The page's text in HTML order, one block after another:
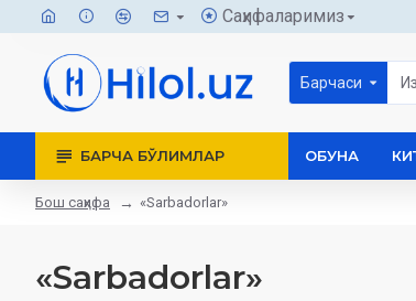
Саҳифаларимиз
Барчаси
БАРЧА БЎЛИМЛАР ОБУНА
Бош саҳифа «Sarbadorlar»
«Sarbadorlar»